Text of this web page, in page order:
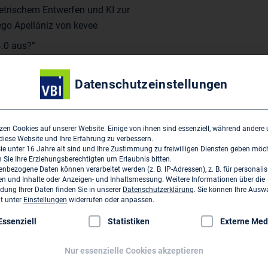
Entwerfen und KI zur
Apellániz von kevee
aus?”
Bearbeiter, 90.000 Dateien
Teilnehmerkreis auf 45
Plätze rasch ausgebucht –
Teilnehmergebühr
Lützowplatz 17, 10785
auf Selbstzahlerbasis
gebucht werden:VBI
Datenschutzeinstellungen
Cookies auf unserer Website. Einige von ihnen sind essenziell, während andere
Website und Ihre Erfahrung zu verbessern.
unter 16 Jahre alt sind und Ihre Zustimmung zu freiwilligen Diensten geben
Sie Ihre Erziehungsberechtigten um Erlaubnis bitten.
Daten können verarbeitet werden (z. B. IP-Adressen), z. B. für
und Inhalte oder Anzeigen- und Inhaltsmessung. Weitere Informationen über die
Ihrer Daten finden Sie in unserer Datenschutzerklärung. Sie können Ihre
unter Einstellungen widerrufen oder anpassen.
eine Liste der Service-Gruppen, für die eine Einwilligung
Statistiken Externe
Nur essenzielle Cookies akzeptieren